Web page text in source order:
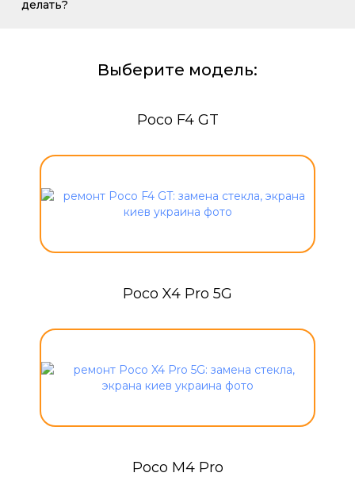
делать?
Выберите модель:
Poco F4 GT
Poco X4 Pro 5G
Poco M4 Pro